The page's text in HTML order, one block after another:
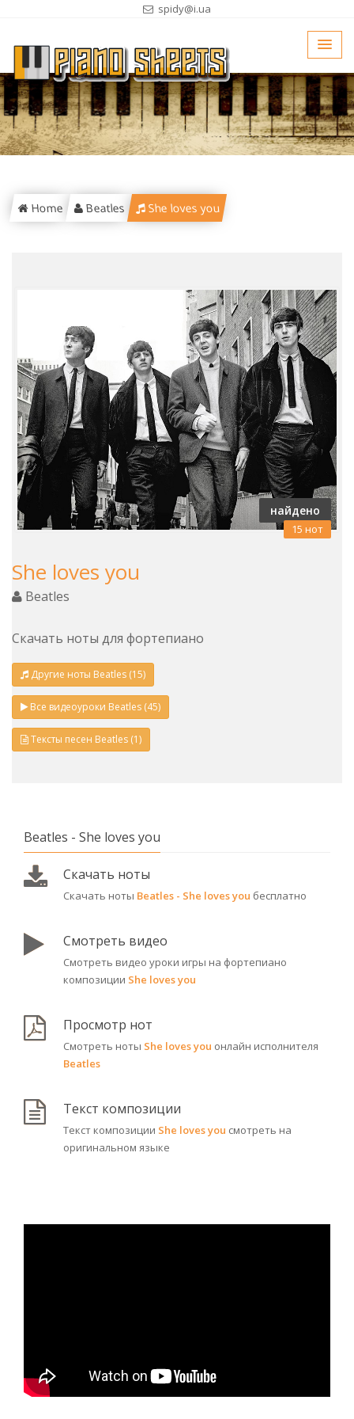
spidy@i.ua
Home Beatles She loves you
найдено
15 нот
She loves you
Beatles
Скачать ноты для фортепиано
Другие ноты Beatles (15)
Все видеоуроки Beatles (45)
Тексты песен Beatles (1)
Beatles - She loves you
Скачать ноты
Скачать ноты Beatles - She loves you бесплатно
Смотреть видео
Смотреть видео уроки игры на фортепиано
композиции She loves you
Просмотр нот
Смотреть ноты She loves you онлайн исполнителя
Beatles
Текст композиции
Текст композиции She loves you смотреть на
оригинальном языке